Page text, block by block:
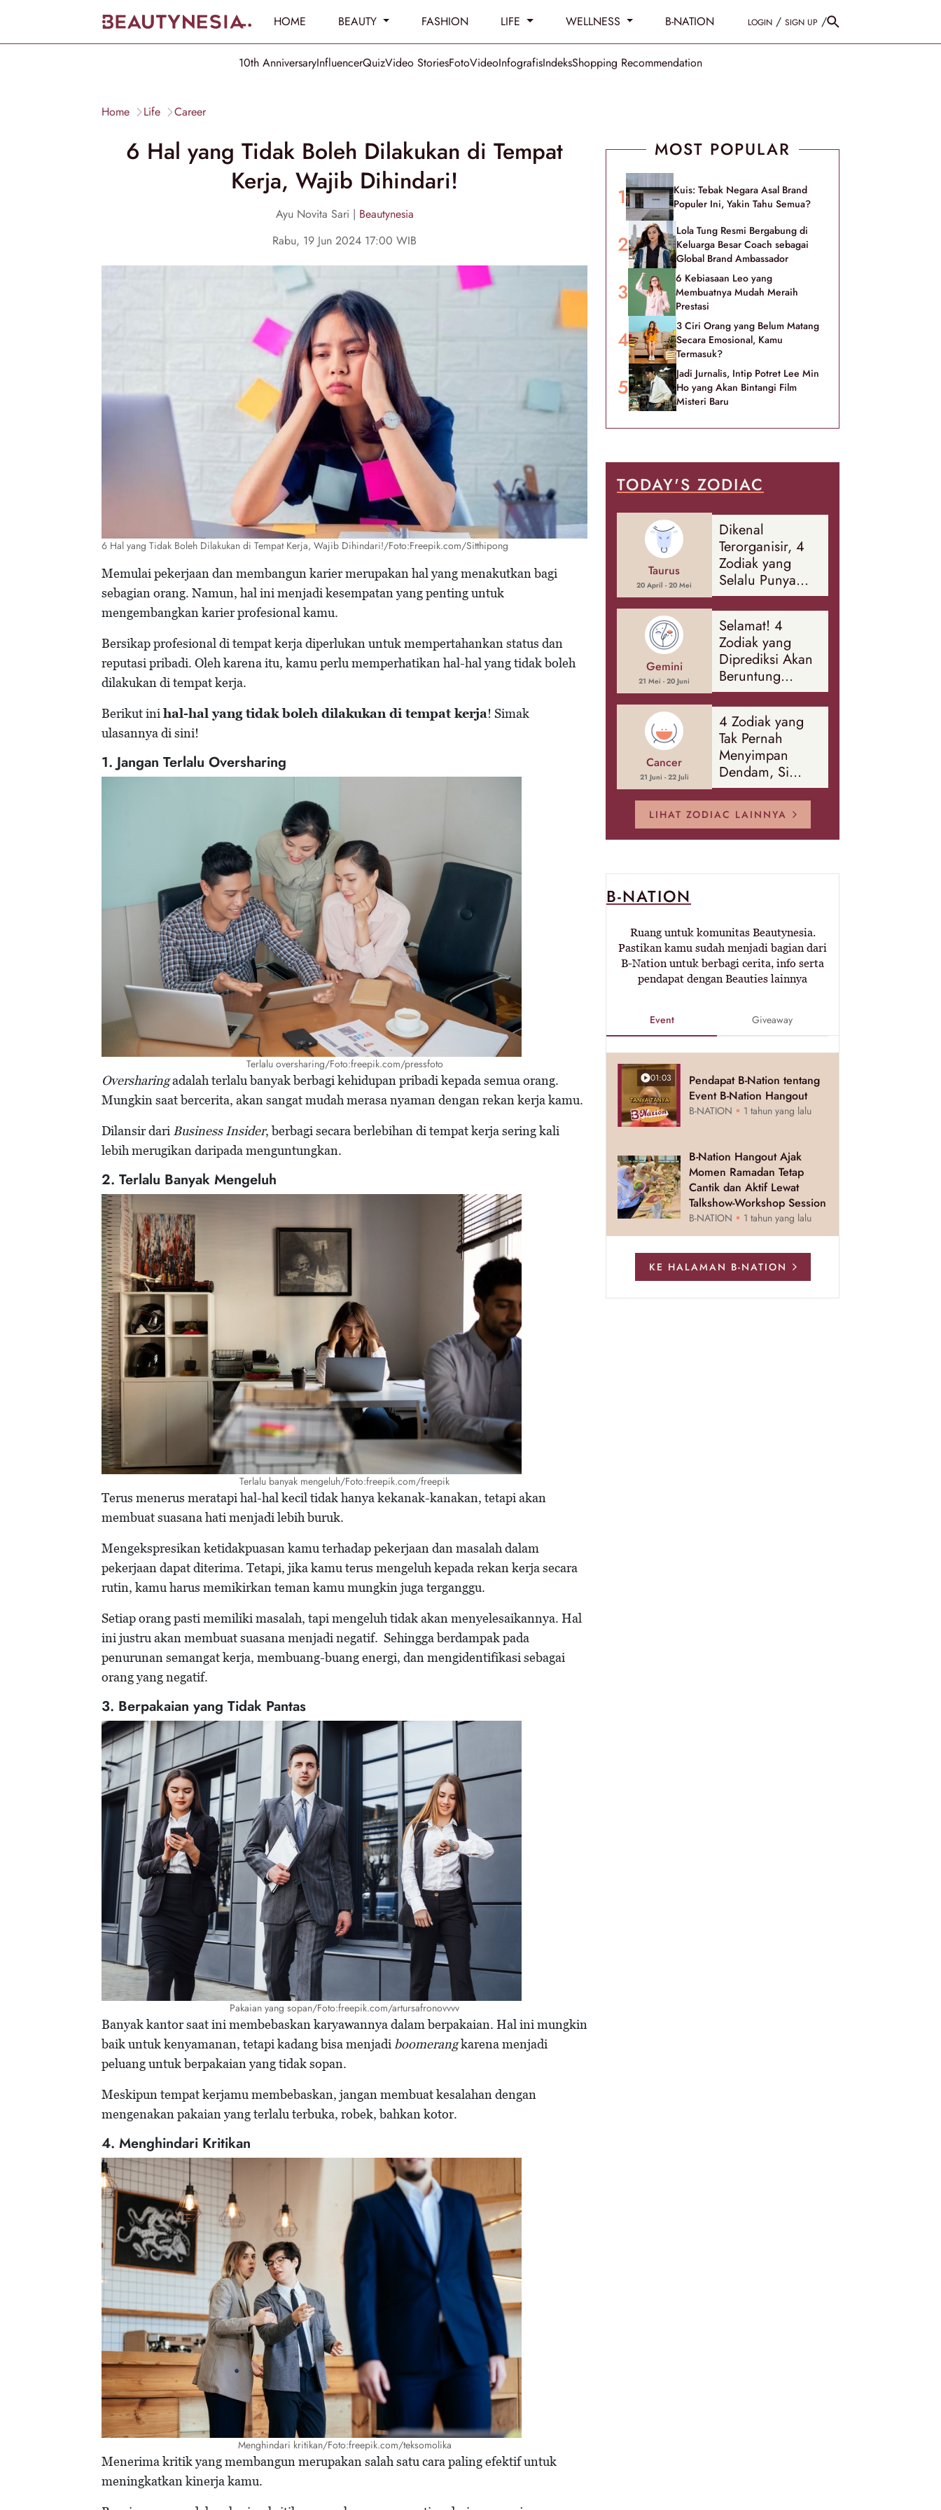
HOME BEAUTY FASHION LIFE WELLNESS B-NATION LOGIN / SIGN UP /
10th AnniversaryInfluencerQuizVideo StoriesFotoVideoInfografisIndeksShopping Recommendation
Home Life Career
6 Hal yang Tidak Boleh Dilakukan di Tempat
Kerja, Wajib Dihindari!
Ayu Novita Sari | Beautynesia
Rabu, 19 Jun 2024 17:00 WIB
6 Hal yang Tidak Boleh Dilakukan di Tempat Kerja, Wajib Dihindari!/Foto:Freepik.com/Sitthipong
Memulai pekerjaan dan membangun karier merupakan hal yang menakutkan bagi
sebagian orang. Namun, hal ini menjadi kesempatan yang penting untuk
mengembangkan karier profesional kamu.
Bersikap profesional di tempat kerja diperlukan untuk mempertahankan status dan
reputasi pribadi. Oleh karena itu, kamu perlu memperhatikan hal-hal yang tidak boleh
dilakukan di tempat kerja.
Berikut inihal-hal yang tidak boleh dilakukan di tempat kerja! Simak
ulasannya di sini!
1. Jangan Terlalu Oversharing
Terlalu oversharing/Foto:freepik.com/pressfoto
Oversharingadalah terlalu banyak berbagi kehidupan pribadi kepada semua orang.
Mungkin saat bercerita, akan sangat mudah merasa nyaman dengan rekan kerja kamu.
Dilansir dari Business Insider, berbagi secara berlebihan di tempat kerja sering kali
lebih merugikan daripada menguntungkan.
2. Terlalu Banyak Mengeluh
Terlalu banyak mengeluh/Foto:freepik.com/freepik
Terus menerus meratapi hal-hal kecil tidak hanya kekanak-kanakan, tetapi akan
membuat suasana hati menjadi lebih buruk.
Mengekspresikan ketidakpuasan kamu terhadap pekerjaan dan masalah dalam
pekerjaan dapat diterima. Tetapi, jika kamu terus mengeluh kepada rekan kerja secara
rutin, kamu harus memikirkan teman kamu mungkin juga terganggu.
Setiap orang pasti memiliki masalah, tapi mengeluh tidak akan menyelesaikannya. Hal
ini justru akan membuat suasana menjadi negatif. Sehingga berdampak pada
penurunan semangat kerja, membuang-buang energi, dan mengidentifikasi sebagai
orang yang negatif.
3. Berpakaian yang Tidak Pantas
Pakaian yang sopan/Foto:freepik.com/artursafronovvvv
Banyak kantor saat ini membebaskan karyawannya dalam berpakaian. Hal ini mungkin
baik untuk kenyamanan, tetapi kadang bisa menjadi boomerangkarena menjadi
peluang untuk berpakaian yang tidak sopan.
Meskipun tempat kerjamu membebaskan, jangan membuat kesalahan dengan
mengenakan pakaian yang terlalu terbuka, robek, bahkan kotor.
4. Menghindari Kritikan
Menghindari kritikan/Foto:freepik.com/teksomolika
Menerima kritik yang membangun merupakan salah satu cara paling efektif untuk
meningkatkan kinerja kamu.
MOST POPULAR
Kuis: Tebak Negara Asal Brand
Populer Ini, Yakin Tahu Semua?
Lola Tung Resmi Bergabung di
Keluarga Besar Coach sebagai
Global Brand Ambassador
6 Kebiasaan Leo yang
Membuatnya Mudah Meraih
Prestasi
3 Ciri Orang yang Belum Matang
Secara Emosional, Kamu
Termasuk?
Jadi Jurnalis, Intip Potret Lee Min
Ho yang Akan Bintangi Film
Misteri Baru
TODAY'S ZODIAC
Taurus
20 April - 20 Mei
Dikenal
Terorganisir, 4
Zodiak yang
Selalu Punya
Rencana
Cadangan Soal
Banyak Hal
Gemini
21 Mei - 20 Juni
Selamat! 4
Zodiak yang
Diprediksi Akan
Beruntung
Sepanjang
Agustus 2026
Cancer
21 Juni - 22 Juli
4 Zodiak yang
Tak Pernah
Menyimpan
Dendam, Si
Paling Mudah
Memaafkan!
LIHAT ZODIAC LAINNYA
B-NATION
Ruang untuk komunitas Beautynesia.
Pastikan kamu sudah menjadi bagian dari
B-Nation untuk berbagi cerita, info serta
pendapat dengan Beauties lainnya
Event Giveaway
01:03
Pendapat B-Nation tentang
Event B-Nation Hangout
B-NATION 1 tahun yang lalu
B-Nation Hangout Ajak
Momen Ramadan Tetap
Cantik dan Aktif Lewat
Talkshow-Workshop Session
B-NATION 1 tahun yang lalu
KE HALAMAN B-NATION